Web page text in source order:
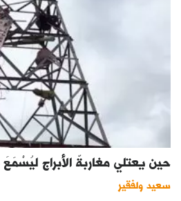
حين يعتلي مغاربةٌ الأبراج
سعيد ولفقير